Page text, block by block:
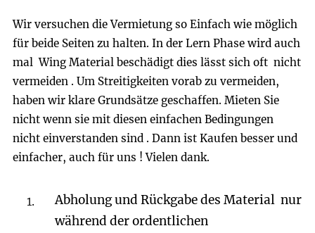
Wir versuchen die Vermietung so Einfach wie möglich
für beide Seiten zu halten. In der Lern Phase wird auch
mal Wing Material beschädigt dies lässt sich oft nicht
vermeiden . Um Streitigkeiten vorab zu vermeiden,
haben wir klare Grundsätze geschaffen. Mieten Sie
nicht wenn sie mit diesen einfachen Bedingungen
nicht einverstanden sind . Dann ist Kaufen besser und
einfacher, auch für uns ! Vielen dank.
Abholung und Rückgabe des Material nur
während der ordentlichen